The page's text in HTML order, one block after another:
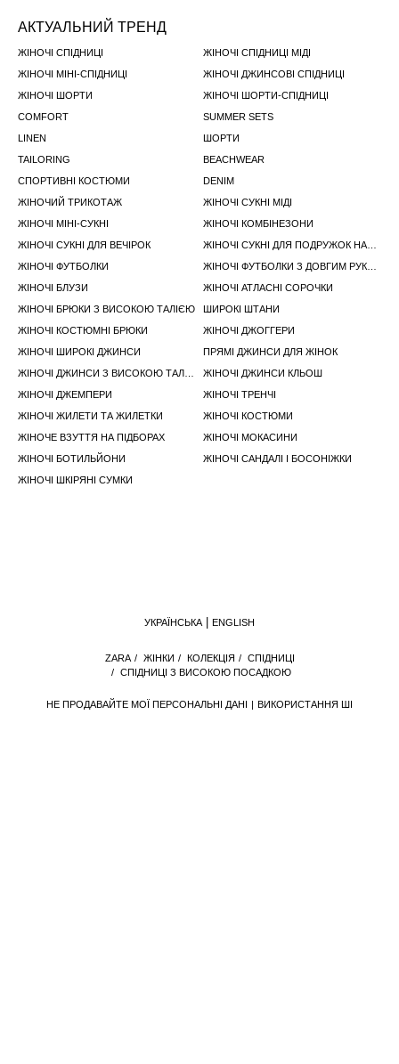
АКТУАЛЬНИЙ ТРЕНД
ЖІНОЧІ СПІДНИЦІ
ЖІНОЧІ СПІДНИЦІ МІДІ
ЖІНОЧІ МІНІ-СПІДНИЦІ
ЖІНОЧІ ДЖИНСОВІ СПІДНИЦІ
ЖІНОЧІ ШОРТИ
ЖІНОЧІ ШОРТИ-СПІДНИЦI
COMFORT
SUMMER SETS
LINEN
ШОРТИ
TAILORING
BEACHWEAR
СПОРТИВНІ КОСТЮМИ
DENIM
ЖІНОЧИЙ ТРИКОТАЖ
ЖІНОЧІ СУКНІ МІДІ
ЖІНОЧІ МІНІ-СУКНІ
ЖІНОЧІ КОМБІНЕЗОНИ
ЖІНОЧІ СУКНІ ДЛЯ ВЕЧІРОК
ЖІНОЧІ ФУТБОЛКИ
ЖІНОЧІ БЛУЗИ
ЖІНОЧІ АТЛАСНІ СОРОЧКИ
ЖІНОЧІ БРЮКИ З ВИСОКОЮ ТАЛІЄЮ
ШИРОКІ ШТАНИ
ЖІНОЧІ КОСТЮМНІ БРЮКИ
ЖІНОЧІ ДЖОГГЕРИ
ЖІНОЧІ ШИРОКІ ДЖИНСИ
ПРЯМІ ДЖИНСИ ДЛЯ ЖІНОК
ЖІНОЧІ ДЖИНСИ КЛЬОШ
ЖІНОЧІ ДЖЕМПЕРИ
ЖІНОЧІ ТРЕНЧІ
ЖІНОЧІ ЖИЛЕТИ ТА ЖИЛЕТКИ
ЖІНОЧІ КОСТЮМИ
ЖІНОЧЕ ВЗУТТЯ НА ПІДБОРАХ
ЖІНОЧІ МОКАСИНИ
ЖІНОЧІ БОТИЛЬЙОНИ
ЖІНОЧІ САНДАЛІ І БОСОНІЖКИ
ЖІНОЧІ ШКІРЯНІ СУМКИ
НЕ ПРОДАВАЙТЕ МОЇ ПЕРСОНАЛЬНІ ДАНІ ВИКОРИСТАННЯ ШІ
ZARA / ЖІНКИ / КОЛЕКЦІЯ / СПІДНИЦІ
/ СПІДНИЦІ З ВИСОКОЮ ПОСАДКОЮ
УКРАЇНСЬКА ENGLISH